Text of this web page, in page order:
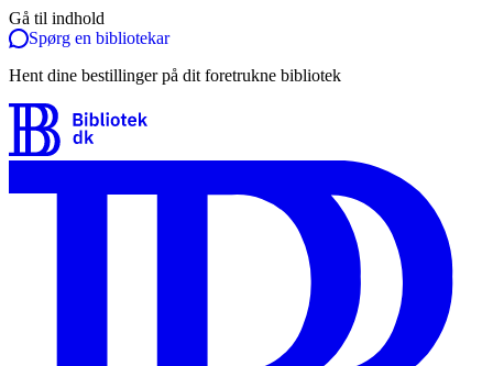
Gå til indhold
Spørg en bibliotekar
Hent dine bestillinger på dit foretrukne bibliotek